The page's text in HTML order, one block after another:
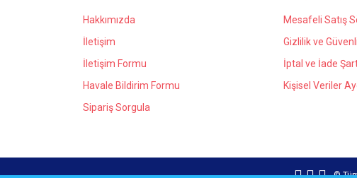
Hakkımızda
İletişim
İletişim Formu
Havale Bildirim Formu
Sipariş Sorgula
Mesafeli Satış
Gizlilik ve
İptal ve İade
Kişisel Veriler
©